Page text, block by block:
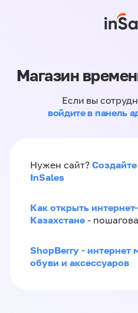
Магазин
Если вы
войдите в панель
Нужен сайт?
InSales
Как открыть
Казахстане -
ShopBerry - интернет
обуви и аксессуаров